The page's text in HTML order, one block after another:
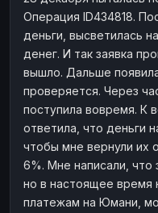
Операция ID434818.
деньги, высветилась
денег. И так заявка
вышло. Дальше
проверяется. Через
поступила вовремя. К
ответила, что деньги
чтобы мне вернули их
6%. Мне написали, что
но в настоящее время
платежам на Юмани,